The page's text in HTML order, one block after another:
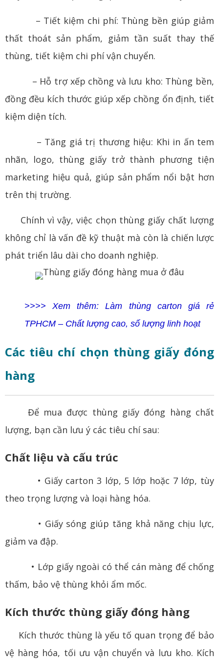
– Tiết kiệm chi phí: Thùng bền giúp giảm
thất thoát sản phẩm, giảm tần suất thay thế
thùng, tiết kiệm chi phí vận chuyển.
– Hỗ trợ xếp chồng và lưu kho: Thùng bền,
đồng đều kích thước giúp xếp chồng ổn định, tiết
kiệm diện tích.
– Tăng giá trị thương hiệu: Khi in ấn tem
nhãn, logo, thùng giấy trở thành phương tiện
marketing hiệu quả, giúp sản phẩm nổi bật hơn
trên thị trường.
Chính vì vậy, việc chọn thùng giấy chất lượng
không chỉ là vấn đề kỹ thuật mà còn là chiến lược
phát triển lâu dài cho doanh nghiệp.
>>>> Xem thêm: Làm thùng carton giá rẻ
TPHCM – Chất lượng cao, số lượng linh hoạt
Các tiêu chí chọn thùng giấy đóng
hàng
Để mua được thùng giấy đóng hàng chất
lượng, bạn cần lưu ý các tiêu chí sau:
Chất liệu và cấu trúc
• Giấy carton 3 lớp, 5 lớp hoặc 7 lớp, tùy
theo trọng lượng và loại hàng hóa.
• Giấy sóng giúp tăng khả năng chịu lực,
giảm va đập.
• Lớp giấy ngoài có thể cán màng để chống
thấm, bảo vệ thùng khỏi ẩm mốc.
Kích thước thùng giấy đóng hàng
Kích thước thùng là yếu tố quan trọng để bảo
vệ hàng hóa, tối ưu vận chuyển và lưu kho. Kích